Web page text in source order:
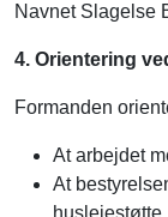
Navnet Slagelse
4. Orientering
Formanden
At arbejdet
At